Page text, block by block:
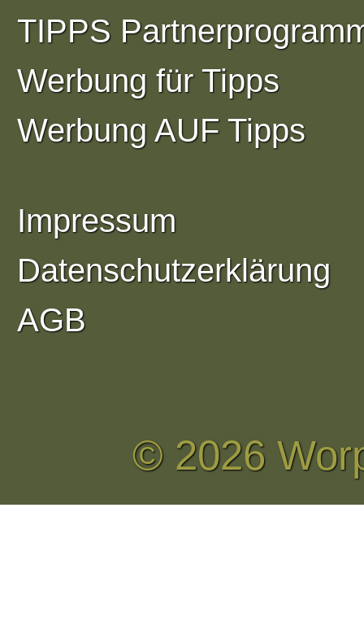
TIPPS
Werbung für Tipps
Werbung AUF Tipps
Impressum
Datenschutzerklärung
AGB
© 2026